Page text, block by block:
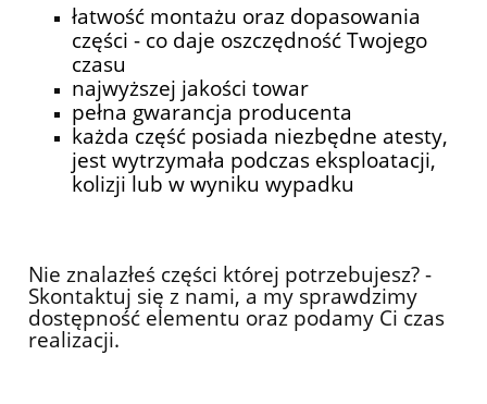
łatwość montażu oraz dopasowania
części - co daje oszczędność Twojego
czasu
najwyższej jakości towar
pełna gwarancja producenta
każda część posiada niezbędne atesty,
jest wytrzymała podczas eksploatacji,
kolizji lub w wyniku wypadku
Nie znalazłeś części której potrzebujesz? -
Skontaktuj się z nami, a my sprawdzimy
dostępność elementu oraz podamy Ci czas
realizacji.